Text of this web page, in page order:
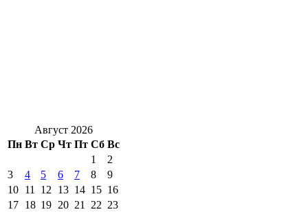
Август 2026
Пн Вт Ср Чт Пт Сб Вс
1
2
3
4 5 6 7 8
9
10 11 12 13 14 15 16
17 18 19 20 21 22 23